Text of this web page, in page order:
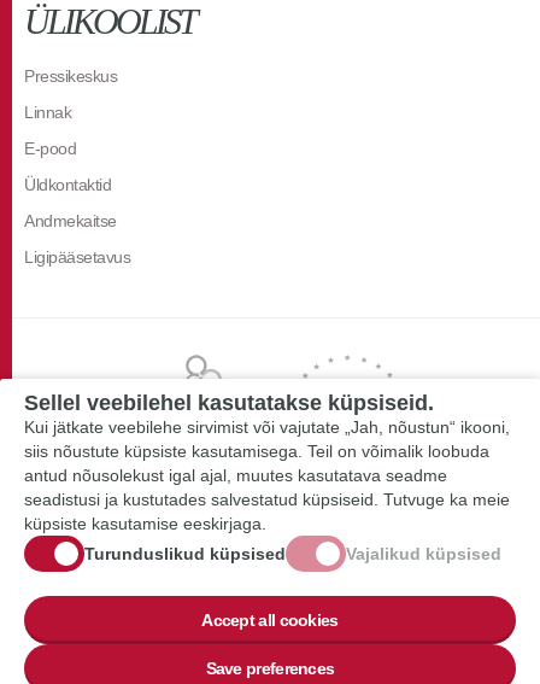
ÜLIKOOLIST
Pressikeskus
Linnak
E-pood
Üldkontaktid
Andmekaitse
Ligipääsetavus
Sellel veebilehel kasutatakse küpsiseid.
Kui jätkate veebilehe sirvimist või vajutate „Jah, nõustun“ ikooni,
siis nõustute küpsiste kasutamisega. Teil on võimalik loobuda
antud nõusolekust igal ajal, muutes kasutatava seadme
seadistusi ja kustutades salvestatud küpsiseid. Tutvuge ka meie
küpsiste kasutamise eeskirjaga.
Turunduslikud küpsised
Vajalikud küpsised
Accept all cookies
Save preferences